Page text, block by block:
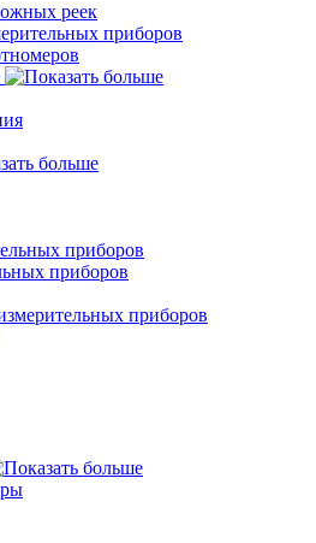
реек
приборов
приборов
приборов
приборов